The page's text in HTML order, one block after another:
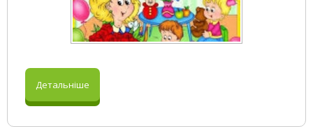
Детальніше